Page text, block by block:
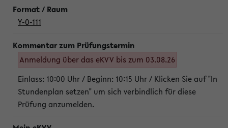
Y-0-111
Anmeldung über das eKVV bis zum 03.08.26
Einlass: 10:00 Uhr / Beginn: 10:15 Uhr / Klicken Sie auf "In
Stundenplan setzen" um sich verbindlich für diese
Prüfung anzumelden.